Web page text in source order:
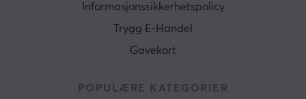
Informasjonssikkerhetspolicy
Trygg E-Handel
Gavekort
POPULÆRE KATEGORIER